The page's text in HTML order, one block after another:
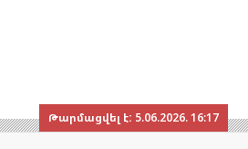
Թարմացվել է: 5.06.2026. 16:17